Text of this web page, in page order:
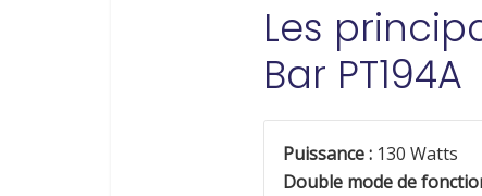
Les
Bar PT194A
Puissance : 130 Watts
Double mode de